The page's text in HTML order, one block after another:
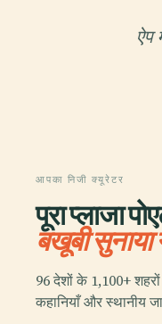
ऐप
आपका निजी क्यूरेटर
पूरा प्लाजा
बखूबी सुनाया
96 देशों के 1,100+
कहानियाँ और स्थानीय